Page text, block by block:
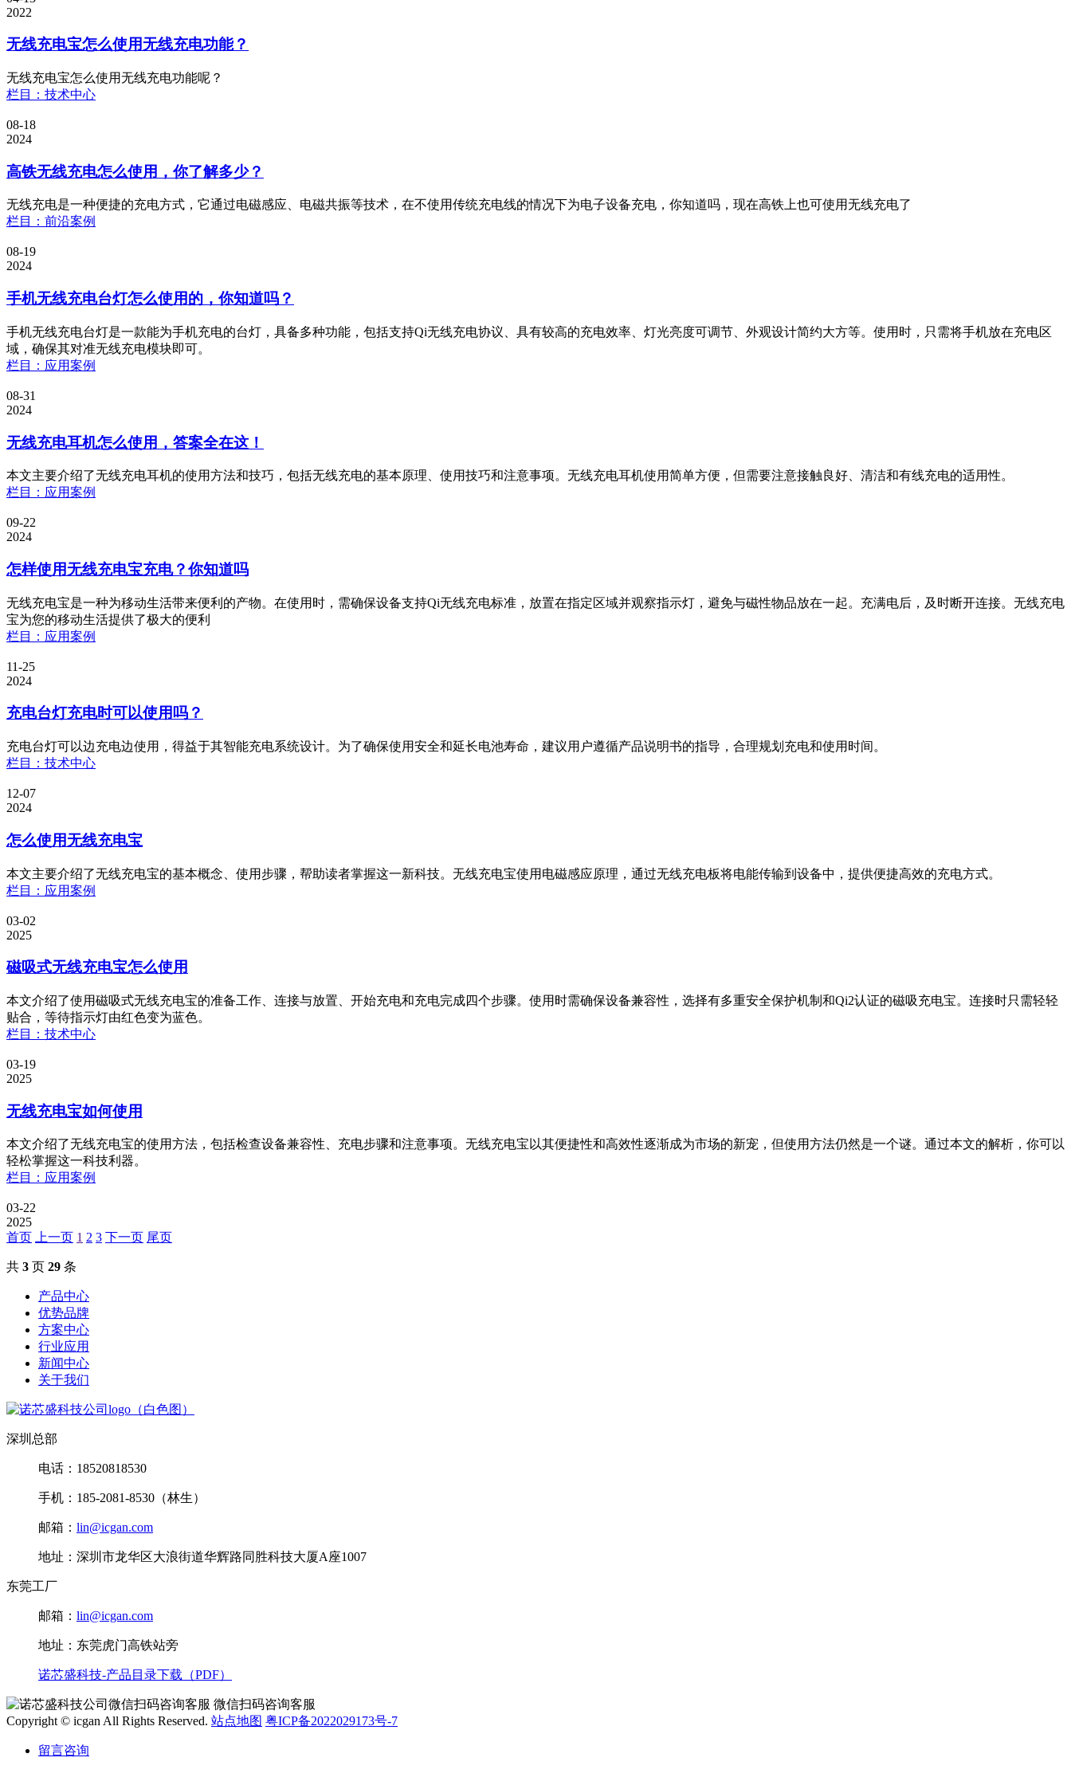
2022
无线充电宝怎么使用无线充电功能？
无线充电宝怎么使用无线充电功能呢？
栏目：技术中心
08-18
2024
高铁无线充电怎么使用，你了解多少？
无线充电是一种便捷的充电方式，它通过电磁感应、电磁共振等技术，在不使用传统充电线的情况下为电子设备充电，你知道吗，现在高铁上也可使用无线充电了
栏目：前沿案例
08-19
2024
手机无线充电台灯怎么使用的，你知道吗？
手机无线充电台灯是一款能为手机充电的台灯，具备多种功能，包括支持Qi无线充电协议、具有较高的充电效率、灯光亮度可调节、外观设计简约大方等。使用时，只需将手机放在充电区
域，确保其对准无线充电模块即可。
栏目：应用案例
08-31
2024
无线充电耳机怎么使用，答案全在这！
本文主要介绍了无线充电耳机的使用方法和技巧，包括无线充电的基本原理、使用技巧和注意事项。无线充电耳机使用简单方便，但需要注意接触良好、清洁和有线充电的适用性。
栏目：应用案例
09-22
2024
怎样使用无线充电宝充电？你知道吗
无线充电宝是一种为移动生活带来便利的产物。在使用时，需确保设备支持Qi无线充电标准，放置在指定区域并观察指示灯，避免与磁性物品放在一起。充满电后，及时断开连接。无线充电
宝为您的移动生活提供了极大的便利
栏目：应用案例
11-25
2024
充电台灯充电时可以使用吗？
充电台灯可以边充电边使用，得益于其智能充电系统设计。为了确保使用安全和延长电池寿命，建议用户遵循产品说明书的指导，合理规划充电和使用时间。
栏目：技术中心
12-07
2024
怎么使用无线充电宝
本文主要介绍了无线充电宝的基本概念、使用步骤，帮助读者掌握这一新科技。无线充电宝使用电磁感应原理，通过无线充电板将电能传输到设备中，提供便捷高效的充电方式。
栏目：应用案例
03-02
2025
磁吸式无线充电宝怎么使用
本文介绍了使用磁吸式无线充电宝的准备工作、连接与放置、开始充电和充电完成四个步骤。使用时需确保设备兼容性，选择有多重安全保护机制和Qi2认证的磁吸充电宝。连接时只需轻轻
贴合，等待指示灯由红色变为蓝色。
栏目：技术中心
03-19
2025
无线充电宝如何使用
本文介绍了无线充电宝的使用方法，包括检查设备兼容性、充电步骤和注意事项。无线充电宝以其便捷性和高效性逐渐成为市场的新宠，但使用方法仍然是一个谜。通过本文的解析，你可以
轻松掌握这一科技利器。
栏目：应用案例
03-22
2025
首页 上一页 1 2 3 下一页 尾页
共 3 页 29 条
产品中心
优势品牌
方案中心
行业应用
新闻中心
关于我们
深圳总部
电话：18520818530
手机：185-2081-8530（林生）
邮箱： lin@icgan.com
地址：深圳市龙华区大浪街道华辉路同胜科技大厦A座1007
东莞工厂
邮箱： lin@icgan.com
地址：东莞虎门高铁站旁
诺芯盛科技-产品目录下载（PDF）
微信扫码咨询客服
Copyright © icgan All Rights Reserved. 站点地图 粤ICP备2022029173号-7
留言咨询